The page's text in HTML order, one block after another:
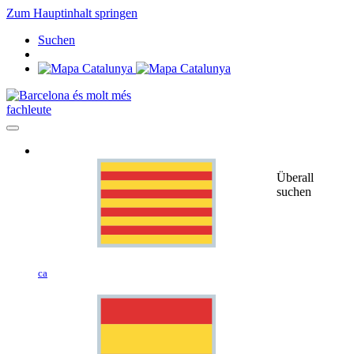
Zum Hauptinhalt springen
Suchen
fachleute
ca
Überall
suchen